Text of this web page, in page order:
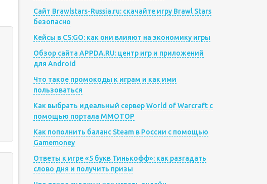
Сайт Brawlstars-Russia.ru: скачайте игру Brawl Stars
безопасно
Кейсы в CS:GO: как они влияют на экономику игры
Обзор сайта APPDA.RU: центр игр и приложений
для Android
Что такое промокоды к играм и как ими
пользоваться
Как выбрать идеальный сервер World of Warcraft с
помощью портала MMOTOP
Как пополнить баланс Steam в России с помощью
Gamemoney
Ответы к игре «5 букв Тинькофф»: как разгадать
слово дня и получить призы